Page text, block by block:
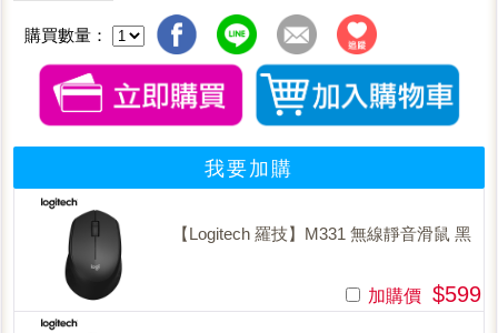
購買數量：
我要加購
【Logitech 羅技】M331 無線靜音滑鼠 黑
加購價 $599